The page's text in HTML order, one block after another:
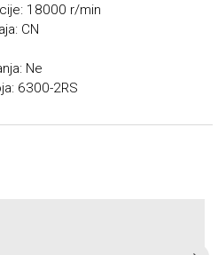
18000 r/min
CN
Ne
6300-2RS